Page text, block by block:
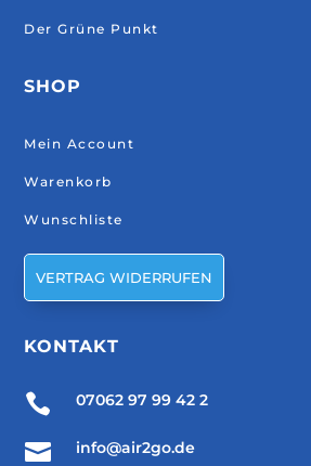
Der Grüne Punkt
SHOP
Mein Account
Warenkorb
Wunschliste
VERTRAG WIDERRUFEN
KONTAKT
 07062 97 99 42 2
 info@air2go.de